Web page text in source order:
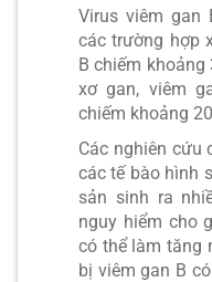
Virus viêm gan
các trường hợp
B chiếm khoảng
xơ gan, viêm
chiếm khoảng
Các nghiên cứu
các tế bào hình
sản sinh ra
nguy hiểm cho
có thể làm tăng
bị viêm gan B